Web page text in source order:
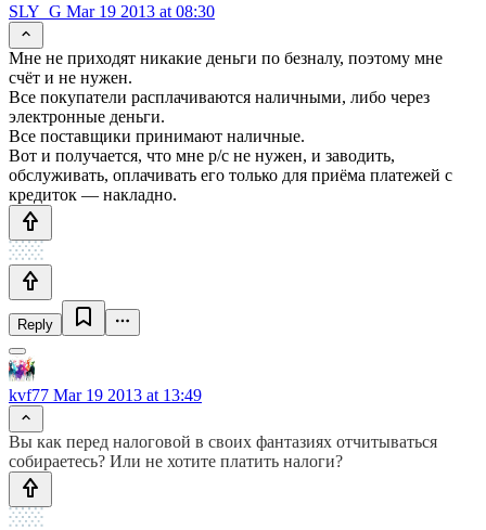
SLY_G Mar 19 2013 at 08:30
Мне не приходят никакие деньги по безналу, поэтому мне
счёт и не нужен.
Все покупатели расплачиваются наличными, либо через
электронные деньги.
Все поставщики принимают наличные.
Вот и получается, что мне р/с не нужен, и заводить,
обслуживать, оплачивать его только для приёма платежей с
кредиток — накладно.
Reply
kvf77 Mar 19 2013 at 13:49
Вы как перед налоговой в своих фантазиях отчитываться
собираетесь? Или не хотите платить налоги?